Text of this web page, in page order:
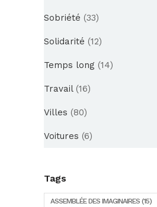
Sobriété (33)
Solidarité (12)
Temps long (14)
Travail(16)
Villes (80)
Voitures (6)
Tags
ASSEMBLÉE DES IMAGINAIRES (15)